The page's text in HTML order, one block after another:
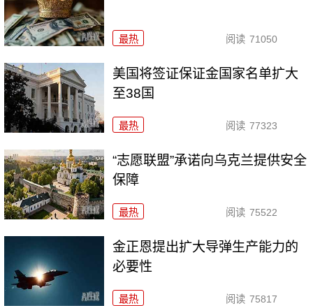
最热 阅读 71050
美国将签证保证金国家名单扩大
至38国
最热 阅读 77323
“志愿联盟”承诺向乌克兰提供安全
保障
最热 阅读 75522
金正恩提出扩大导弹生产能力的
必要性
最热 阅读 75817